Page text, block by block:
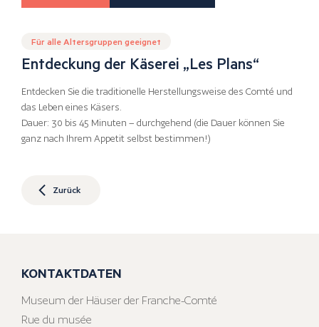
Für alle Altersgruppen geeignet
Entdeckung der Käserei „Les Plans“
Entdecken Sie die traditionelle Herstellungsweise des Comté und
das Leben eines Käsers.
Dauer: 30 bis 45 Minuten – durchgehend (die Dauer können Sie
ganz nach Ihrem Appetit selbst bestimmen!)
Zurück
KONTAKTDATEN
Museum der Häuser der Franche-Comté
Rue du musée